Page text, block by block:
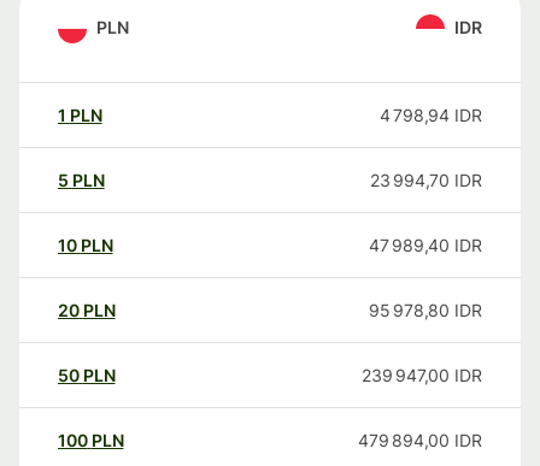
PLN IDR
1 PLN 4 798,94 IDR
5 PLN 23 994,70 IDR
10 PLN 47 989,40 IDR
20 PLN 95 978,80 IDR
50 PLN 239 947,00 IDR
100 PLN 479 894,00 IDR